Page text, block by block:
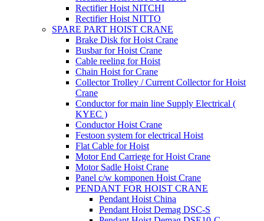
Rectifier Hoist NITCHI
Rectifier Hoist NITTO
SPARE PART HOIST CRANE
Brake Disk for Hoist Crane
Busbar for Hoist Crane
Cable reeling for Hoist
Chain Hoist for Crane
Collector Trolley / Current Collector for Hoist
Crane
Conductor for main line Supply Electrical (
KYEC )
Conductor Hoist Crane
Festoon system for electrical Hoist
Flat Cable for Hoist
Motor End Carriege for Hoist Crane
Motor Sadle Hoist Crane
Panel c/w komponen Hoist Crane
PENDANT FOR HOIST CRANE
Pendant Hoist China
Pendant Hoist Demag DSC-S